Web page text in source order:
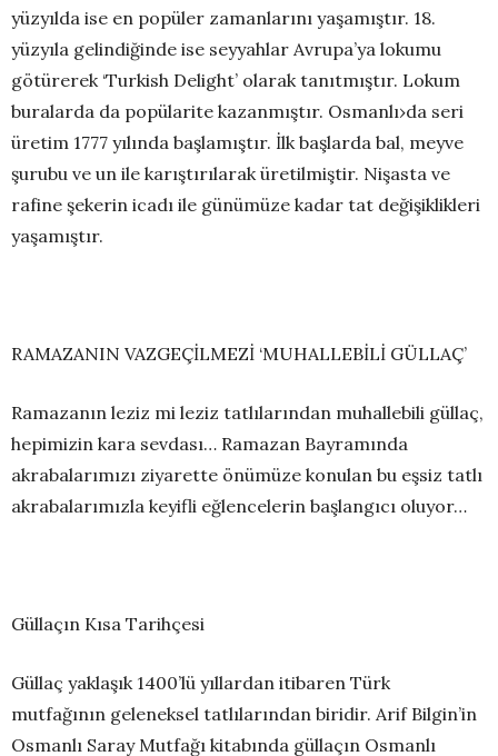
yüzyılda ise en popüler zamanlarını yaşamıştır. 18.
yüzyıla gelindiğinde ise seyyahlar Avrupa’ya lokumu
götürerek ‘Turkish Delight’ olarak tanıtmıştır. Lokum
buralarda da popülarite kazanmıştır. Osmanlı›da seri
üretim 1777 yılında başlamıştır. İlk başlarda bal, meyve
şurubu ve un ile karıştırılarak üretilmiştir. Nişasta ve
rafine şekerin icadı ile günümüze kadar tat değişiklikleri
yaşamıştır.
RAMAZANIN VAZGEÇİLMEZİ ‘MUHALLEBİLİ GÜLLAÇ’
Ramazanın leziz mi leziz tatlılarından muhallebili güllaç,
hepimizin kara sevdası… Ramazan Bayramında
akrabalarımızı ziyarette önümüze konulan bu eşsiz tatlı
akrabalarımızla keyifli eğlencelerin başlangıcı oluyor…
Güllaçın Kısa Tarihçesi
Güllaç yaklaşık 1400’lü yıllardan itibaren Türk
mutfağının geleneksel tatlılarından biridir. Arif Bilgin’in
Osmanlı Saray Mutfağı kitabında güllaçın Osmanlı